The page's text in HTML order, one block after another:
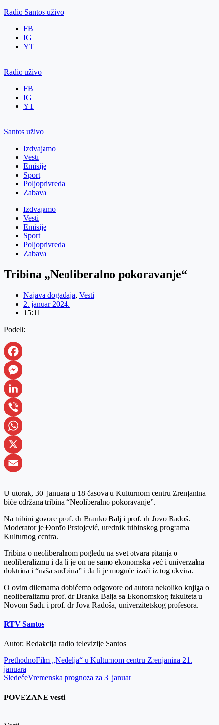
Radio Santos uživo
FB
IG
YT
Radio uživo
FB
IG
YT
Santos uživo
Izdvajamo
Vesti
Emisije
Sport
Poljoprivreda
Zabava
Izdvajamo
Vesti
Emisije
Sport
Poljoprivreda
Zabava
Tribina „Neoliberalno pokoravanje“
Najava događaja, Vesti
2. januar 2024.
15:11
Podeli:
Facebook
Messenger
LinkedIn
Viber
WhatsApp
X
U utorak, 30. januara u 18 časova u Kulturnom centru Zrenjanina
biće održana tribina “Neoliberalno pokoravanje”.
Na tribini govore prof. dr Branko Balj i prof. dr Jovo Radoš.
Moderator je Đorđo Prstojević, urednik tribinskog programa
Kulturnog centra.
Tribina o neoliberalnom pogledu na svet otvara pitanja o
neoliberalizmu i da li je on ne samo ekonomska već i univerzalna
doktrina i “naša sudbina” i da li je moguće izaći iz tog okvira.
O ovim dilemama dobićemo odgovore od autora nekoliko knjiga o
neoliberalizmu prof. dr Branka Balja sa Ekonomskog fakulteta u
Novom Sadu i prof. dr Jova Radoša, univerzitetskog profesora.
RTV Santos
Autor: Redakcija radio televizije Santos
PrethodnoFilm „Nedelja“ u Kulturnom centru Zrenjanina 21.
januara
SledećeVremenska prognoza za 3. januar
POVEZANE vesti